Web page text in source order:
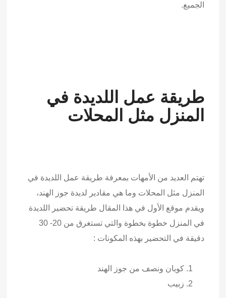
الجميع.
طريقة عمل اللديدة في
المنزل مثل المحلات
تهتم العديد من الأمهات بمعرفة طريقة عمل اللديدة في
المنزل مثل المحلات وما هي مقادير لديدة جوز الهند،
ويقدم موقع الأول في هذا المقال طريقة تحضير اللديدة
في المنزل خطوة بخطوة والتي تستغرق من 20- 30
دقيقة في التحضير بهذه المكونات :
كوبان ونصف من جوز الهند
زبيب